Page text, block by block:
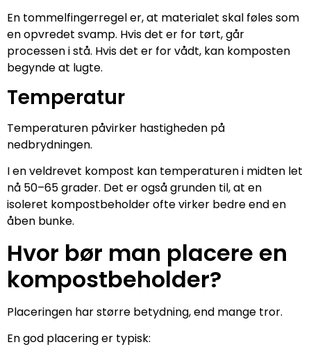
En tommelfingerregel er, at materialet skal føles som
en opvredet svamp. Hvis det er for tørt, går
processen i stå. Hvis det er for vådt, kan komposten
begynde at lugte.
Temperatur
Temperaturen påvirker hastigheden på
nedbrydningen.
I en veldrevet kompost kan temperaturen i midten let
nå 50–65 grader. Det er også grunden til, at en
isoleret kompostbeholder ofte virker bedre end en
åben bunke.
Hvor bør man placere en
kompostbeholder?
Placeringen har større betydning, end mange tror.
En god placering er typisk: